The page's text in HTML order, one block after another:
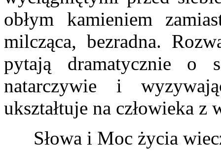
obłym kamieniem
milcząca, bezradna.
pytają dramatycznie o
natarczywie i
ukształtuje na człowieka z
Słowa i Moc życia